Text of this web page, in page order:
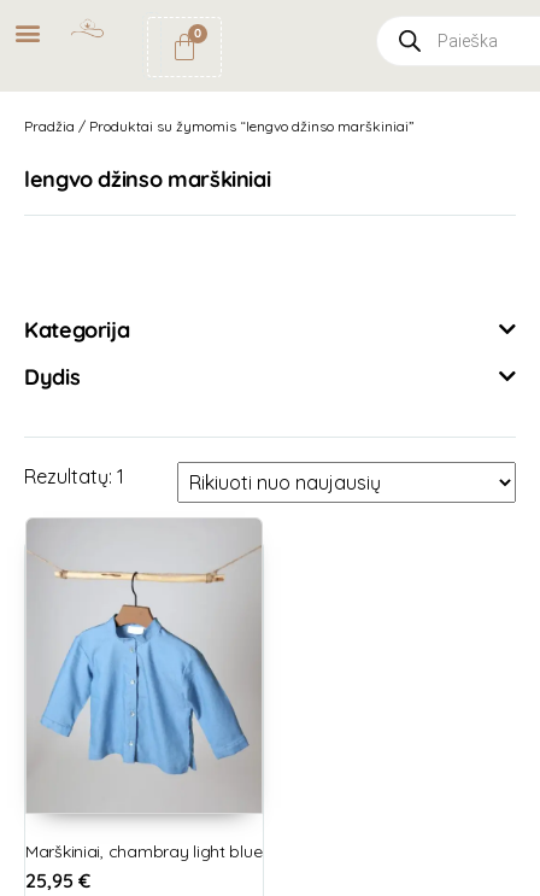
NEMOKAMAS
PRISTATYMAS
PAŠTOMATU
UŽSAKYMAMS NUO
0
Pradžia / Produktai su žymomis “lengvo džinso marškiniai”
lengvo džinso marškiniai
Kategorija
Dydis
Rezultatų: 1
Marškiniai, chambray light blue
25,95 €